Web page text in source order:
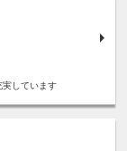
実しています